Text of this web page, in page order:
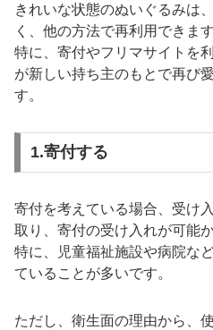
きれいな状態のぬいぐるみは
く、他の方法で再利用できます
特に、寄付やフリマサイトを
が新しい持ち主のもとで再び
す。
1.寄付する
寄付を考えている場合、受け
取り、寄付の受け入れが可能
特に、児童福祉施設や病院な
ていることが多いです。
ただし、衛生面の理由から、